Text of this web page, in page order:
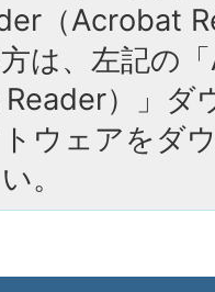
（Acrobat
は、左記の
）」ダ
ウェアをダ
。